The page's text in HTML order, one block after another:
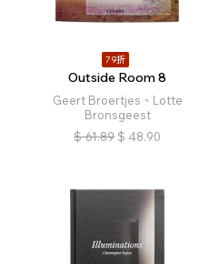
79折
Outside Room 8
Geert Broertjes、Lotte
Bronsgeest
$ 61.89 $ 48.90